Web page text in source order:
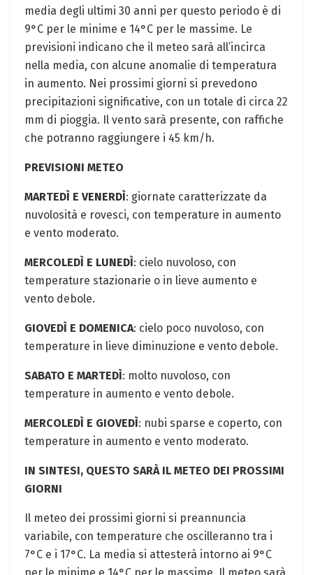
media degli ultimi 30 anni per questo periodo è di
9°C per le minime e 14°C per le massime. Le
previsioni indicano che il meteo sarà all’incirca
nella media, con alcune anomalie di temperatura
in aumento. Nei prossimi giorni si prevedono
precipitazioni significative, con un totale di circa 22
mm di pioggia. Il vento sarà presente, con raffiche
che potranno raggiungere i 45 km/h.
PREVISIONI METEO
MARTEDÌ E VENERDÌ: giornate caratterizzate da
nuvolosità e rovesci, con temperature in aumento
e vento moderato.
MERCOLEDÌ E LUNEDÌ: cielo nuvoloso, con
temperature stazionarie o in lieve aumento e
vento debole.
GIOVEDÌ E DOMENICA: cielo poco nuvoloso, con
temperature in lieve diminuzione e vento debole.
SABATO E MARTEDÌ: molto nuvoloso, con
temperature in aumento e vento debole.
MERCOLEDÌ E GIOVEDÌ: nubi sparse e coperto, con
temperature in aumento e vento moderato.
IN SINTESI, QUESTO SARÀ IL METEO DEI PROSSIMI
GIORNI
Il meteo dei prossimi giorni si preannuncia
variabile, con temperature che oscilleranno tra i
7°C e i 17°C. La media si attesterà intorno ai 9°C